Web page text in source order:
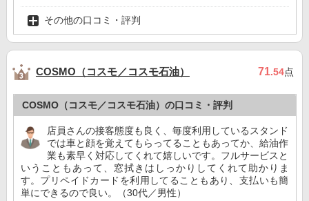
その他の口コミ・評判
COSMO（コスモ／コスモ石油） 71.54点
COSMO（コスモ／コスモ石油）の口コミ・評判
店員さんの接客態度も良く、毎度利用しているスタンド
では車と顔を覚えてもらってることもあってか、給油作
業も素早く対応してくれて嬉しいです。フルサービスと
いうこともあって、窓拭きはしっかりしてくれて助かりま
す。プリペイドカードを利用してることもあり、支払いも簡
単にできるので良い。（30代／男性）